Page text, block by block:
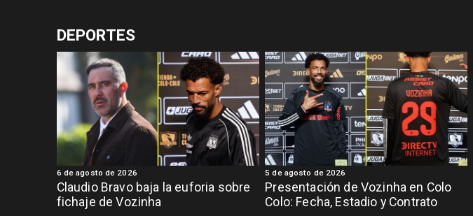
DEPORTES
Claudio Bravo baja la euforia sobre
fichaje de Vozinha
6 de agosto de 2026
Presentación de Vozinha en Colo
Colo: Fecha, Estadio y Contrato
5 de agosto de 2026